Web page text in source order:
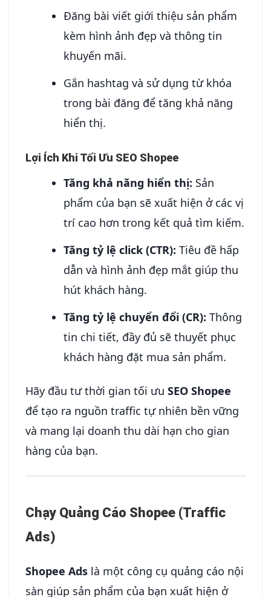
Đăng bài viết giới thiệu sản phẩm
kèm hình ảnh đẹp và thông tin
khuyến mãi.
Gắn hashtag và sử dụng từ khóa
trong bài đăng để tăng khả năng
hiển thị.
Lợi Ích Khi Tối Ưu SEO Shopee
Tăng khả năng hiển thị: Sản
phẩm của bạn sẽ xuất hiện ở các vị
trí cao hơn trong kết quả tìm kiếm.
Tăng tỷ lệ click (CTR): Tiêu đề hấp
dẫn và hình ảnh đẹp mắt giúp thu
hút khách hàng.
Tăng tỷ lệ chuyển đổi (CR): Thông
tin chi tiết, đầy đủ sẽ thuyết phục
khách hàng đặt mua sản phẩm.
Hãy đầu tư thời gian tối ưu SEO Shopee
để tạo ra nguồn traffic tự nhiên bền vững
và mang lại doanh thu dài hạn cho gian
hàng của bạn.
Chạy Quảng Cáo Shopee (Traffic
Ads)
Shopee Ads là một công cụ quảng cáo nội
sàn giúp sản phẩm của bạn xuất hiện ở